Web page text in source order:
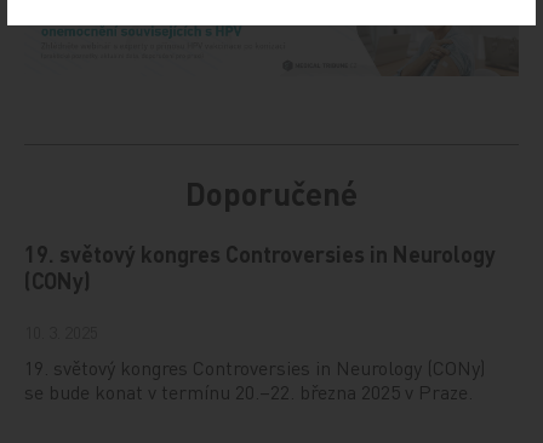
Doporučené
19. světový kongres Controversies in Neurology
(CONy)
19. světový kongres Controversies in Neurology (CONy)
se bude konat v termínu 20.–22. března 2025 v Praze.